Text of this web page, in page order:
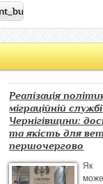
Реалізація
міграційній службі
Чернігівщини:
та якість для
першочергово
Як